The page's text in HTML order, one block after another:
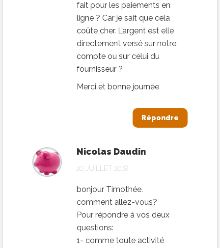
fait pour les paiements en
ligne ? Car je sait que cela
coûte cher. L’argent est elle
directement versé sur notre
compte ou sur celui du
fournisseur ?
Merci et bonne journée
Répondre
Nicolas Daudin
20 JUILLET 2018
bonjour Timothée.
comment allez-vous?
Pour répondre à vos deux
questions:
1- comme toute activité